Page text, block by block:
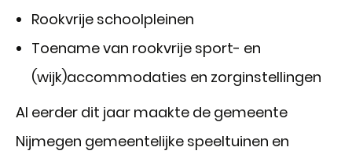
Rookvrije schoolpleinen
Toename van rookvrije sport- en
(wijk)accommodaties en zorginstellingen
Al eerder dit jaar maakte de gemeente
Nijmegen gemeentelijke speeltuinen en